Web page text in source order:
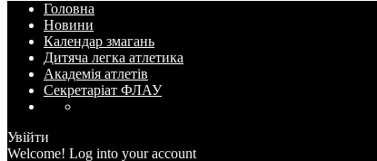
Головна
Новини
Календар змагань
Дитяча легка атлетика
Академія атлетів
Секретаріат ФЛАУ
Увійти
Welcome! Log into your account